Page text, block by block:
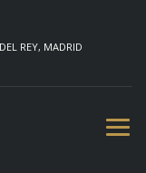
REY, MADRID